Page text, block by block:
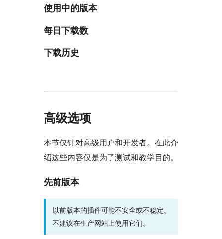
使用中的版本
每日下载数
下载历史
高级选项
本节仅针对高级用户和开发者。在此介
绍这些内容仅是为了测试和教学目的。
先前版本
以前版本的插件可能不安全或不稳定。
不建议在生产网站上使用它们。